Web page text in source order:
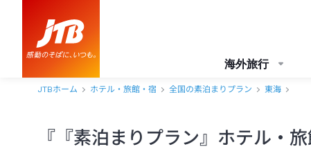
海外旅行
JTBホーム ホテル・旅館・宿 全国の素泊まりプラン 東海
『『素泊まりプラン』ホテル・